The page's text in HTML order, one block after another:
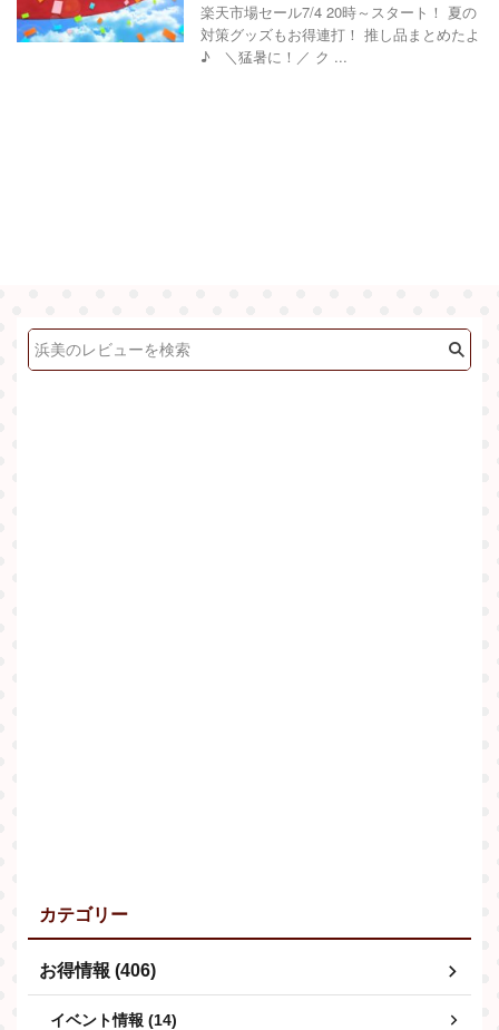
楽天市場セール7/4 20時～スタート！ 夏の
対策グッズもお得連打！ 推し品まとめたよ
♪ ＼猛暑に！／ ク ...
カテゴリー
お得情報 (406)
イベント情報 (14)